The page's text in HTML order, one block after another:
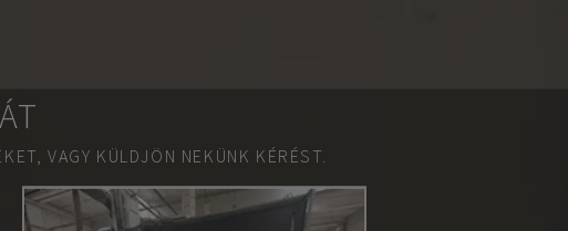
VAGY KÜLDJÖN NEKÜNK KÉRÉST.